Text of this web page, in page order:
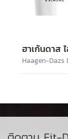
ฮาเก้นดาส
Haagen-Dazs